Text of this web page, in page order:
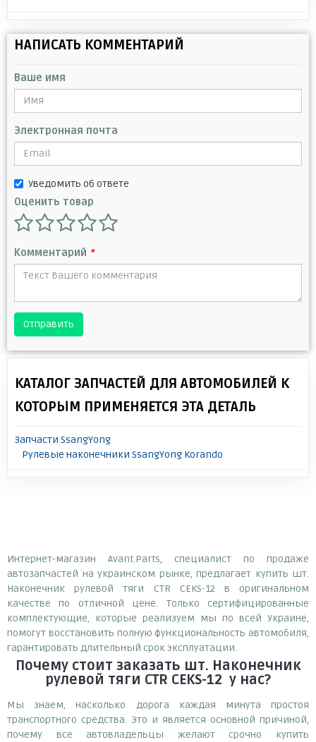
НАПИСАТЬ КОММЕНТАРИЙ
Ваше имя
Электронная почта
Уведомить об ответе
Оценить товар
Комментарий *
Отправить
КАТАЛОГ ЗАПЧАСТЕЙ ДЛЯ АВТОМОБИЛЕЙ К
КОТОРЫМ ПРИМЕНЯЕТСЯ ЭТА ДЕТАЛЬ
Запчасти SsangYong
Рулевые наконечники SsangYong Korando
Интернет-магазин Avant.Parts, специалист по продаже
автозапчастей на украинском рынке, предлагает купить шт.
Наконечник рулевой тяги CTR CEKS-12 в оригинальном
качестве по отличной цене. Только сертифицированные
комплектующие, которые реализуем мы по всей Украине,
помогут восстановить полную функциональность автомобиля,
гарантировать длительный срок эксплуатации.
Почему стоит заказать шт. Наконечник
рулевой тяги CTR CEKS-12 у нас?
Мы знаем, насколько дорога каждая минута простоя
транспортного средства. Это и является основной причиной,
почему все автовладельцы желают срочно купить